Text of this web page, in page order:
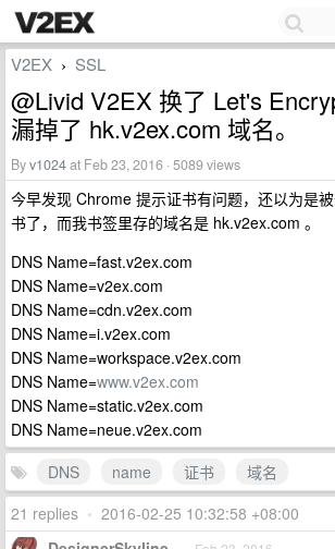
V2EX › SSL
@Livid V2EX 换了 Let's
漏掉了 hk.v2ex.com 域名。
Byv1024at Feb 23, 2016 · 5089 views
今早发现 Chrome 提示证书有问题，还以为是
书了，而我书签里存的域名是 hk.v2ex.com 。
DNS Name=fast.v2ex.com
DNS Name=v2ex.com
DNS Name=cdn.v2ex.com
DNS Name=i.v2ex.com
DNS Name=workspace.v2ex.com
DNS Name=www.v2ex.com
DNS Name=static.v2ex.com
DNS Name=neue.v2ex.com
DNS
name 证书
域名
21 replies • 2016-02-25 10:32:58 +08:00